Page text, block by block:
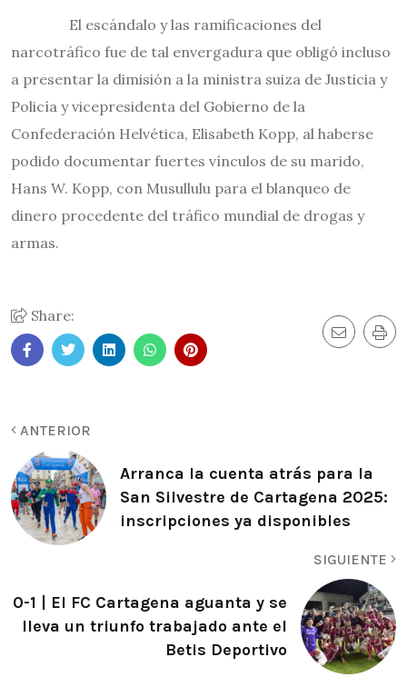
El escándalo y las ramificaciones del
narcotráfico fue de tal envergadura que obligó incluso
a presentar la dimisión a la ministra suiza de Justicia y
Policía y vicepresidenta del Gobierno de la
Confederación Helvética, Elisabeth Kopp, al haberse
podido documentar fuertes vínculos de su marido,
Hans W. Kopp, con Musullulu para el blanqueo de
dinero procedente del tráfico mundial de drogas y
armas.
Share:
ANTERIOR
Arranca la cuenta atrás para la
San Silvestre de Cartagena 2025:
inscripciones ya disponibles
SIGUIENTE
0-1 | El FC Cartagena aguanta y se
lleva un triunfo trabajado ante el
Betis Deportivo